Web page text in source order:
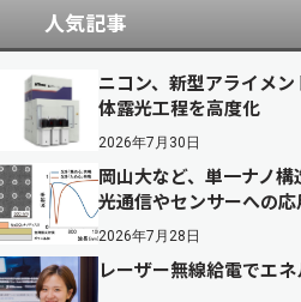
人気記事
ニコン、新型アライメ
体露光工程を高度化
2026年7月30日
岡山大など、単一ナノ
光通信やセンサーへの
2026年7月28日
レーザー無線給電でエ